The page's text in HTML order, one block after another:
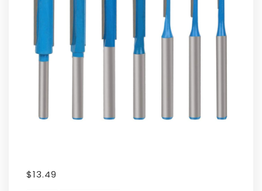
$13.49